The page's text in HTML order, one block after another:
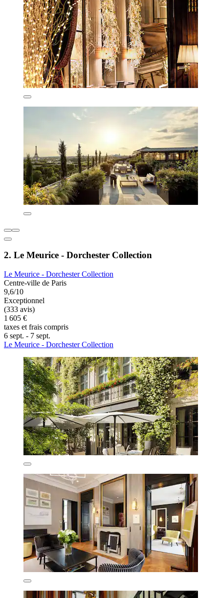
2. Le Meurice - Dorchester Collection
Le Meurice - Dorchester Collection
Centre-ville de Paris
9,6/10
Exceptionnel
(333 avis)
1 605 €
taxes et frais compris
6 sept. - 7 sept.
Le Meurice - Dorchester Collection